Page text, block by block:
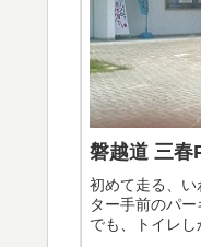
磐越道 三春
初めて走る、
ター手前のパー
でも、トイレ